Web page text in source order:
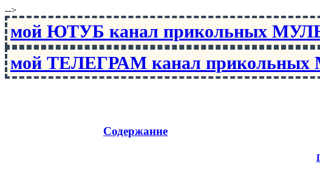
-->
мой ЮТУБ канал прикольных
мой ТЕЛЕГРАМ канал
Содержание